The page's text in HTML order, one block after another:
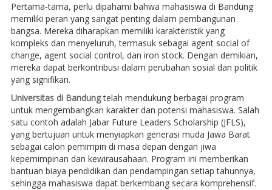
Pertama-tama, perlu dipahami bahwa mahasiswa di Bandung
memiliki peran yang sangat penting dalam pembangunan
bangsa. Mereka diharapkan memiliki karakteristik yang
kompleks dan menyeluruh, termasuk sebagai agent social of
change, agent social control, dan iron stock. Dengan demikian,
mereka dapat berkontribusi dalam perubahan sosial dan politik
yang signifikan.
Universitas di Bandungtelah mendukung berbagai program
untuk mengembangkan karakter dan potensi mahasiswa. Salah
satu contoh adalah Jabar Future Leaders Scholarship (JFLS),
yang bertujuan untuk menyiapkan generasi muda Jawa Barat
sebagai calon pemimpin di masa depan dengan jiwa
kepemimpinan dan kewirausahaan. Program ini memberikan
bantuan biaya pendidikan dan pendampingan setiap tahunnya,
sehingga mahasiswa dapat berkembang secara komprehensif.